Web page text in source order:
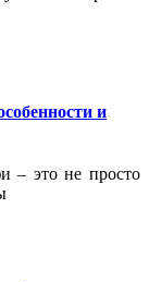
и
– это не просто